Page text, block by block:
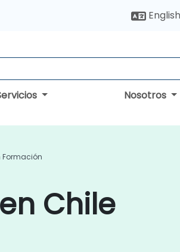
English
Nosotros
Formación
Chile